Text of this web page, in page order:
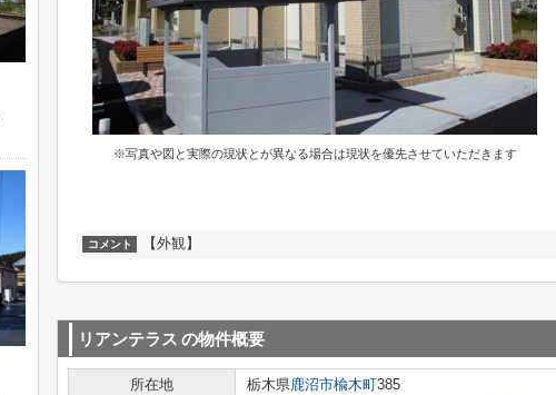
※写真や図と実際の現状とが異なる場合は現状を優先させていただきます
コメント 【外観】
リアンテラス の物件概要
所在地 栃木県鹿沼市楡木町385